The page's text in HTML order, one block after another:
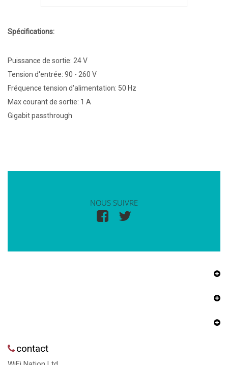
Spécifications:
Puissance de sortie: 24 V
Tension d'entrée: 90 - 260 V
Fréquence tension d'alimentation: 50 Hz
Max courant de sortie: 1 A
Gigabit passthrough
NOUS SUIVRE
contact